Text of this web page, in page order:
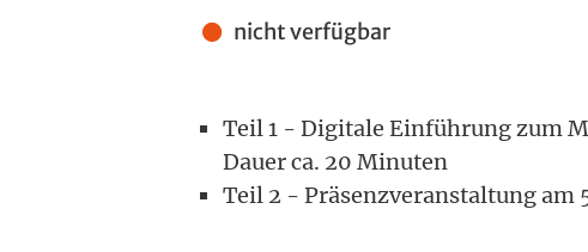
Anmeldung
nicht verfügbar
Teil 1 - Digitale Einführung zum
Dauer ca. 20 Minuten
Teil 2 - Präsenzveranstaltung am